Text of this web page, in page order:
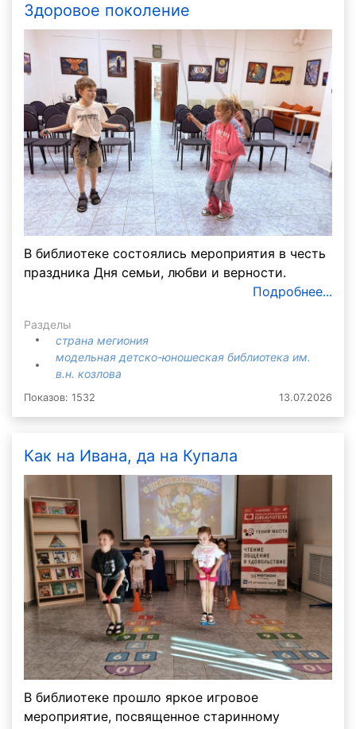
Здоровое поколение
В библиотеке состоялись мероприятия в честь
праздника Дня семьи, любви и верности.
Подробнее...
Разделы
страна мегиония
модельная детско-юношеская библиотека им.
в.н. козлова
Показов: 1532 13.07.2026
Как на Ивана, да на Купала
В библиотеке прошло яркое игровое
мероприятие, посвященное старинному